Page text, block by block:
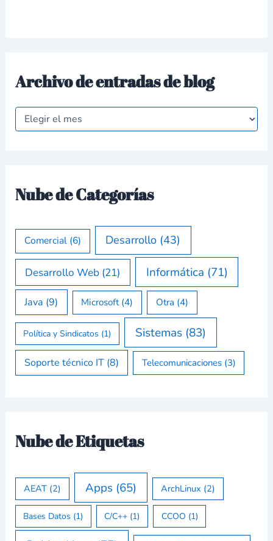
Archivo de entradas de blog
Nube de Categorías
Comercial(6) Desarrollo (43)
Desarrollo Web (21) Informática (71)
Java (9) Microsoft(4) Otra (4)
Política y Sindicatos (1) Sistemas(83)
Soporte técnico IT (8) Telecomunicaciones(3)
Nube de Etiquetas
AEAT(2) Apps (65) ArchLinux (2)
Bases Datos (1) C/C++ (1) CCOO (1)